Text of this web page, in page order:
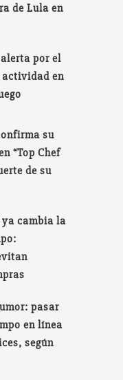
de Lula en
por el
actividad en
su
“Top Chef
de su
ya cambia la
pasar
en línea
según